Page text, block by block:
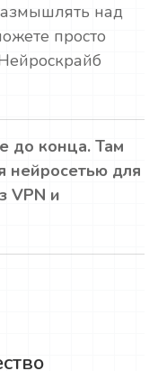
над
просто
до конца. Там
нейросетью для
VPN и